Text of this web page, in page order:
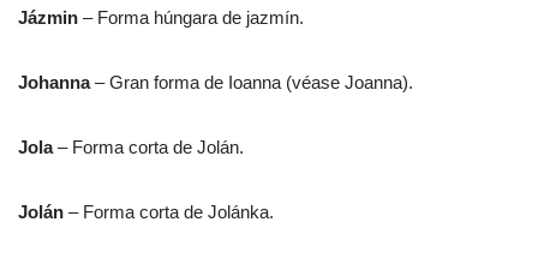
Jázmin – Forma húngara de jazmín.
Johanna– Gran forma de Ioanna (véase Joanna).
Jola– Forma corta de Jolán.
Jolán – Forma corta de Jolánka.